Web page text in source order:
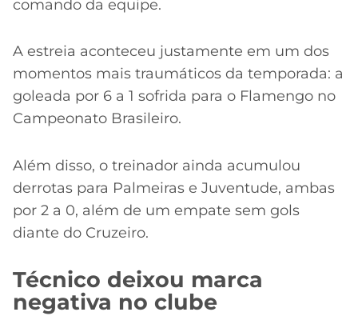
comando da equipe.
A estreia aconteceu justamente em um dos
momentos mais traumáticos da temporada: a
goleada por 6 a 1 sofrida para o Flamengo no
Campeonato Brasileiro.
Além disso, o treinador ainda acumulou
derrotas para Palmeiras e Juventude, ambas
por 2 a 0, além de um empate sem gols
diante do Cruzeiro.
Técnico deixou marca
negativa no clube